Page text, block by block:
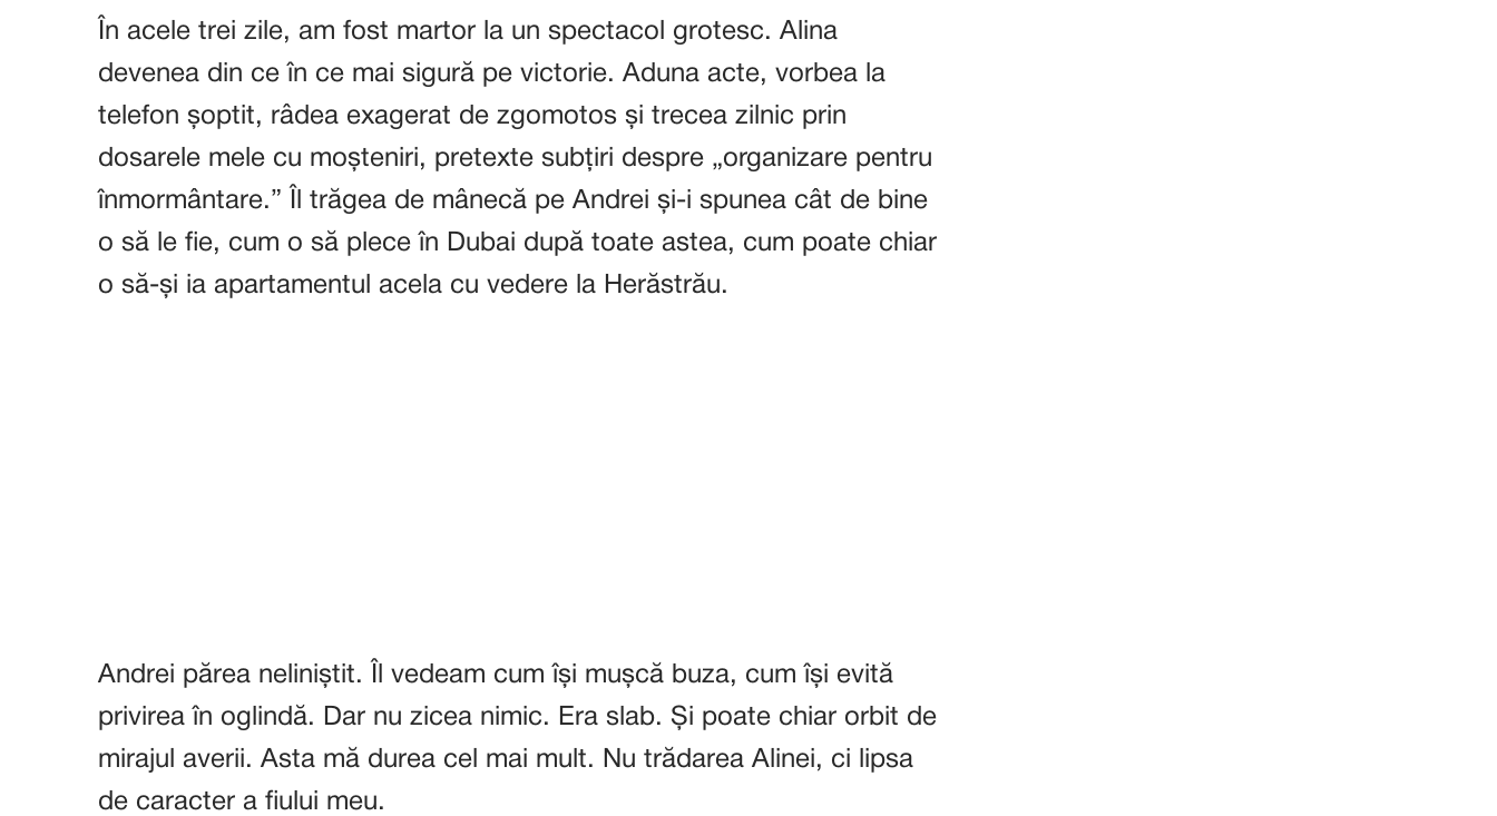
În acele trei zile, am fost martor la un spectacol grotesc. Alina
devenea din ce în ce mai sigură pe victorie. Aduna acte, vorbea la
telefon șoptit, râdea exagerat de zgomotos și trecea zilnic prin
dosarele mele cu moșteniri, pretexte subțiri despre „organizare pentru
înmormântare.” Îl trăgea de mânecă pe Andrei și-i spunea cât de bine
o să le fie, cum o să plece în Dubai după toate astea, cum poate chiar
o să-și ia apartamentul acela cu vedere la Herăstrău.
Andrei părea neliniștit. Îl vedeam cum își mușcă buza, cum își evită
privirea în oglindă. Dar nu zicea nimic. Era slab. Și poate chiar orbit de
mirajul averii. Asta mă durea cel mai mult. Nu trădarea Alinei, ci lipsa
de caracter a fiului meu.